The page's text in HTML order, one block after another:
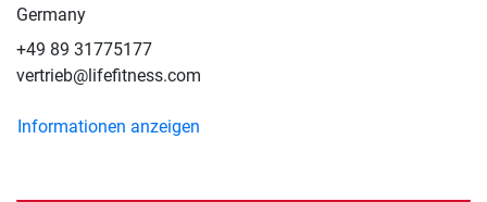
Germany
+49 89 31775177
vertrieb@lifefitness.com
Informationen anzeigen